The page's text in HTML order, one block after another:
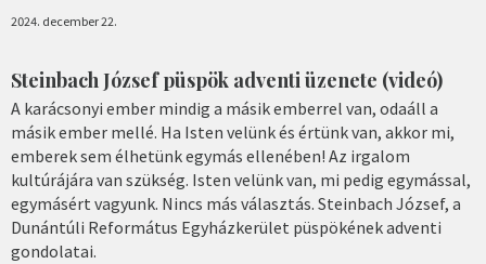
2024. december 22.
Steinbach József püspök adventi üzenete (videó)
A karácsonyi ember mindig a másik emberrel van, odaáll a
másik ember mellé. Ha Isten velünk és értünk van, akkor mi,
emberek sem élhetünk egymás ellenében! Az irgalom
kultúrájára van szükség. Isten velünk van, mi pedig egymással,
egymásért vagyunk. Nincs más választás. Steinbach József, a
Dunántúli Református Egyházkerület püspökének adventi
gondolatai.